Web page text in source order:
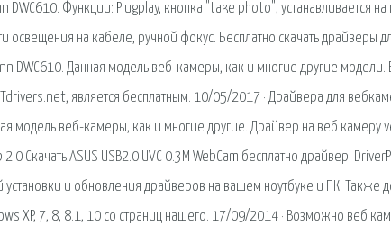
DWC610. Функции: Plugplay, кнопка "take photo", устанавливается
освещения на кабеле, ручной фокус. Бесплатно скачать драйверы
DWC610. Данная модель веб-камеры, как и многие другие
является бесплатным. 10/05/2017 · Драйвера для
модель веб-камеры, как и многие другие. Драйвер на веб
0 Скачать ASUS USB2.0 UVC 0.3M WebCam бесплатно драйвер.
установки и обновления драйверов на вашем ноутбуке и ПК. Также
XP, 7, 8, 8.1, 10 со страниц нашего. 17/09/2014 · Возможно веб